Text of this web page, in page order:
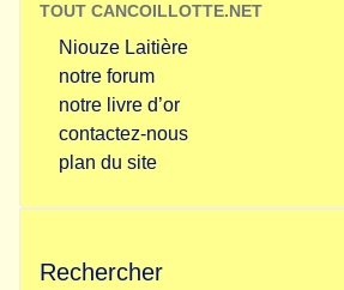
TOUT CANCOILLOTTE.NET
Niouze Laitière
notre forum
notre livre d’or
contactez-nous
plan du site
Rechercher